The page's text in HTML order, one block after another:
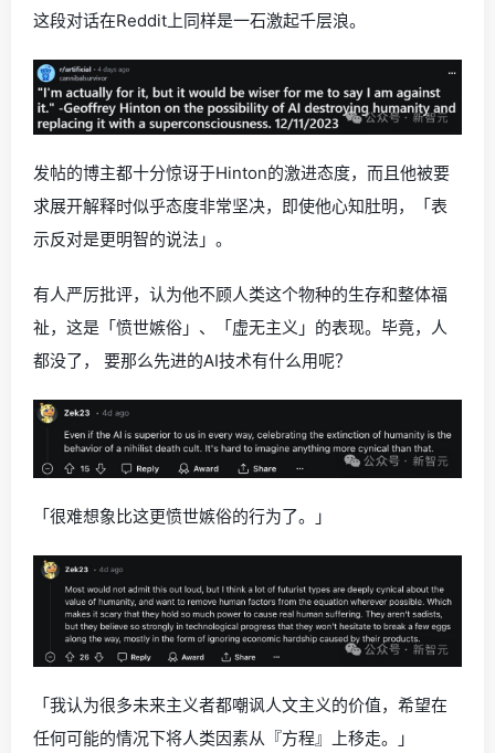
这段对话在Reddit上同样是一石激起千层浪。
发帖的博主都十分惊讶于Hinton的激进态度，而且他被要
求展开解释时似乎态度非常坚决，即使他心知肚明，「表
示反对是更明智的说法」。
有人严厉批评，认为他不顾人类这个物种的生存和整体福
祉，这是「愤世嫉俗」、「虚无主义」的表现。毕竟，人
都没了， 要那么先进的AI技术有什么用呢？
「很难想象比这更愤世嫉俗的行为了。」
「我认为很多未来主义者都嘲讽人文主义的价值，希望在
任何可能的情况下将人类因素从『方程』上移走。」